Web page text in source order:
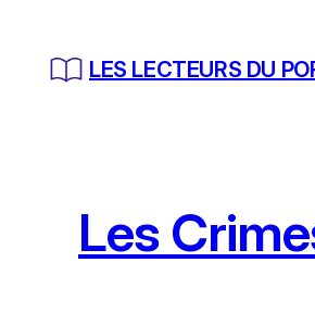
contenu
LES LECTEURS DU
Les